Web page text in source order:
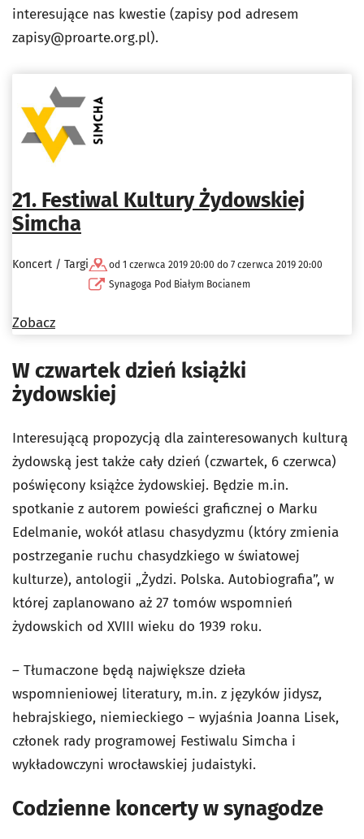
interesujące nas kwestie (zapisy pod adresem
zapisy@proarte.org.pl).
21. Festiwal Kultury Żydowskiej
Simcha
Koncert / Targi
od 1 czerwca 2019 20:00 do 7 czerwca 2019 20:00
Synagoga Pod Białym Bocianem
Zobacz
W czwartek dzień książki
żydowskiej
Interesującą propozycją dla zainteresowanych kulturą
żydowską jest także cały dzień (czwartek, 6 czerwca)
poświęcony książce żydowskiej. Będzie m.in.
spotkanie z autorem powieści graficznej o Marku
Edelmanie, wokół atlasu chasydyzmu (który zmienia
postrzeganie ruchu chasydzkiego w światowej
kulturze), antologii „Żydzi. Polska. Autobiografia”, w
której zaplanowano aż 27 tomów wspomnień
żydowskich od XVIII wieku do 1939 roku.
– Tłumaczone będą największe dzieła
wspomnieniowej literatury, m.in. z języków jidysz,
hebrajskiego, niemieckiego – wyjaśnia Joanna Lisek,
członek rady programowej Festiwalu Simcha i
wykładowczyni wrocławskiej judaistyki.
Codzienne koncerty w synagodze